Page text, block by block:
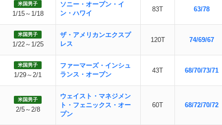
米国男子
1/15～1/18
ソニー・オープン・イ
ン・ハワイ
83T 63/78
米国男子
1/22～1/25
ザ・アメリカンエクスプ
レス
120T 74/69/67
米国男子
1/29～2/1
ファーマーズ・インシュ
ランス・オープン
43T 68/70/73/71
米国男子
2/5～2/8
ウェイスト・マネジメン
ト・フェニックス・オー
プン
60T 68/72/70/72